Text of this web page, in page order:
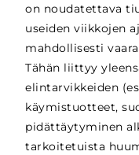
on noudatettava
useiden viikkojen
mahdollisesti
Tähän liittyy
elintarvikkeiden
käymistuotteet,
pidättäytyminen
tarkoitetuista